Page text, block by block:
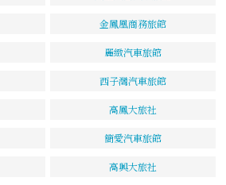
金鳳凰商務旅館
麗緻汽車旅館
西子灣汽車旅館
高鳳大旅社
簡愛汽車旅館
高興大旅社